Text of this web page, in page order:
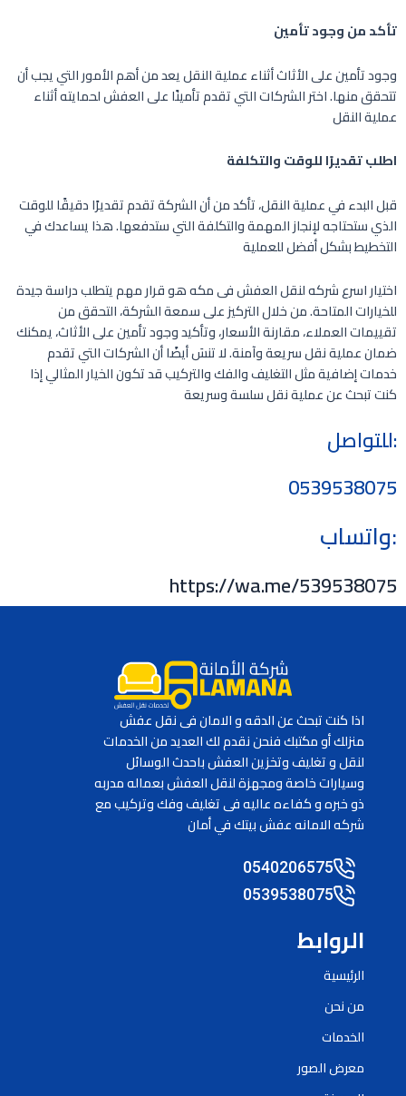
تأكد من وجود تأمين
وجود تأمين على الأثاث أثناء عملية النقل يعد من أهم الأمور التي يجب أن
تتحقق منها. اختر الشركات التي تقدم تأمينًا على العفش لحمايته أثناء
عملية النقل
اطلب تقديرًا للوقت والتكلفة
قبل البدء في عملية النقل، تأكد من أن الشركة تقدم تقديرًا دقيقًا للوقت
الذي ستحتاجه لإنجاز المهمة والتكلفة التي ستدفعها. هذا يساعدك في
التخطيط بشكل أفضل للعملية
اختيار اسرع شركه لنقل العفش فى مكه هو قرار مهم يتطلب دراسة جيدة
للخيارات المتاحة. من خلال التركيز على سمعة الشركة، التحقق من
تقييمات العملاء، مقارنة الأسعار، وتأكيد وجود تأمين على الأثاث، يمكنك
ضمان عملية نقل سريعة وآمنة. لا تنسَ أيضًا أن الشركات التي تقدم
خدمات إضافية مثل التغليف والفك والتركيب قد تكون الخيار المثالي إذا
كنت تبحث عن عملية نقل سلسة وسريعة
:للتواصل
0539538075
:واتساب
https://wa.me/539538075
اذا كنت تبحث عن الدقه و الامان فى نقل عفش
منزلك أو مكتبك فنحن نقدم لك العديد من الخدمات
لنقل و تغليف وتخزين العفش باحدث الوسائل
وسيارات خاصة ومجهزة لنقل العفش بعماله مدربه
ذو خبره و كفاءه عاليه فى تغليف وفك وتركيب مع
شركه الامانه عفش بيتك في أمان
0540206575
0539538075
الروابط
الرئيسية
من نحن
الخدمات
معرض الصور